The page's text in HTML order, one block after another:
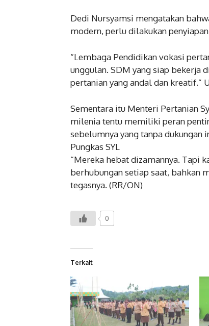
Dedi Nursyamsi mengatakan
modern, perlu dilakukan
“Lembaga Pendidikan vokasi
unggulan. SDM yang siap bekerja
pertanian yang andal dan kreatif.”
Sementara itu Menteri Pertanian
milenia tentu memiliki peran
sebelumnya yang tanpa
Pungkas SYL
“Mereka hebat dizamannya. Tapi
berhubungan setiap saat, bahkan
tegasnya. (RR/ON)
0
Terkait